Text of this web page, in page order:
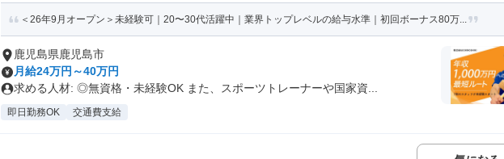
＜26年9月オープン＞未経験可｜20〜30代活躍中｜業界トップレベルの給与水準｜初回ボーナス80万...
鹿児島県鹿児島市
月給24万円～40万円
求める人材: ◎無資格・未経験OK また、スポーツトレーナーや国家資...
即日勤務OK 交通費支給